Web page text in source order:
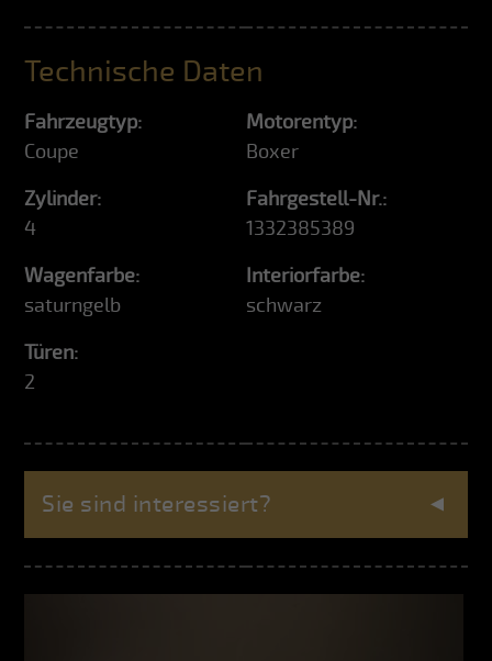
Technische Daten
Fahrzeugtyp:
Coupe
Motorentyp:
Boxer
Zylinder:
4
Fahrgestell-Nr.:
1332385389
Wagenfarbe:
saturngelb
Interiorfarbe:
schwarz
Türen:
2
Sie sind interessiert?